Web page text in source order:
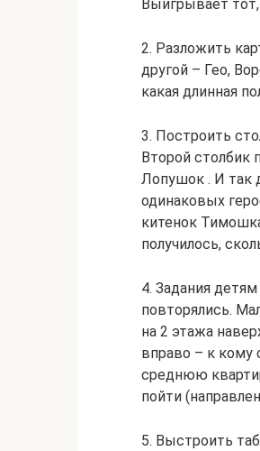
Выигрывает тот,
2. Разложить
другой – Гео,
какая длинная
3. Построить
Второй столбик
Лопушок . И так
одинаковых
китенок
получилось,
4. Задания
повторялись.
на 2 этажа
вправо – к кому
среднюю
пойти
5. Выстроить